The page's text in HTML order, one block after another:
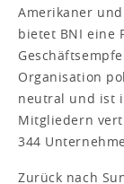
Amerikaner
bietet BNI eine
Organisation
neutral und ist
Mitgliedern
344
Zurück nach